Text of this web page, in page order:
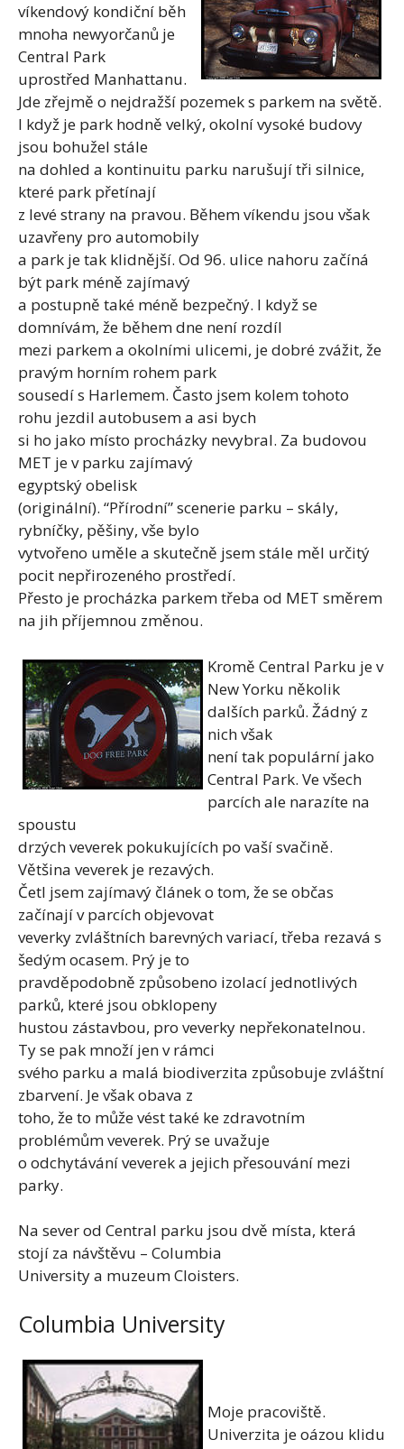
víkendový kondiční běh
mnoha newyorčanů je
Central Park
uprostřed Manhattanu.
Jde zřejmě o nejdražší pozemek s parkem na světě.
I když je park hodně velký, okolní vysoké budovy
jsou bohužel stále
na dohled a kontinuitu parku narušují tři silnice,
které park přetínají
z levé strany na pravou. Během víkendu jsou však
uzavřeny pro automobily
a park je tak klidnější. Od 96. ulice nahoru začíná
být park méně zajímavý
a postupně také méně bezpečný. I když se
domnívám, že během dne není rozdíl
mezi parkem a okolními ulicemi, je dobré zvážit, že
pravým horním rohem park
sousedí s Harlemem. Často jsem kolem tohoto
rohu jezdil autobusem a asi bych
si ho jako místo procházky nevybral. Za budovou
MET je v parku zajímavý
egyptský obelisk
(originální). “Přírodní” scenerie parku – skály,
rybníčky, pěšiny, vše bylo
vytvořeno uměle a skutečně jsem stále měl určitý
pocit nepřirozeného prostředí.
Přesto je procházka parkem třeba od MET směrem
na jih příjemnou změnou.
Kromě Central Parku je v
New Yorku několik
dalších parků. Žádný z
nich však
není tak populární jako
Central Park. Ve všech
parcích ale narazíte na
spoustu
drzých veverek pokukujících po vaší svačině.
Většina veverek je rezavých.
Četl jsem zajímavý článek o tom, že se občas
začínají v parcích objevovat
veverky zvláštních barevných variací, třeba rezavá s
šedým ocasem. Prý je to
pravděpodobně způsobeno izolací jednotlivých
parků, které jsou obklopeny
hustou zástavbou, pro veverky nepřekonatelnou.
Ty se pak množí jen v rámci
svého parku a malá biodiverzita způsobuje zvláštní
zbarvení. Je však obava z
toho, že to může vést také ke zdravotním
problémům veverek. Prý se uvažuje
o odchytávání veverek a jejich přesouvání mezi
parky.
Na sever od Central parku jsou dvě místa, která
stojí za návštěvu – Columbia
University a muzeum Cloisters.
Columbia University
Moje pracoviště.
Univerzita je oázou klidu